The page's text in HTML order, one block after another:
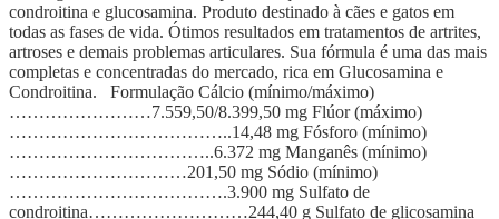
condroitina e glucosamina. Produto destinado à cães e gatos em
todas as fases de vida. Ótimos resultados em tratamentos de artrites,
artroses e demais problemas articulares. Sua fórmula é uma das mais
completas e concentradas do mercado, rica em Glucosamina e
Condroitina. Formulação Cálcio (mínimo/máximo)
……………………7.559,50/8.399,50 mg Flúor (máximo)
………………………………..14,48 mg Fósforo (mínimo)
……………………………..6.372 mg Manganês (mínimo)
…………………………201,50 mg Sódio (mínimo)
……………………………….3.900 mg Sulfato de
condroitina………………………244,40 g Sulfato de glicosamina